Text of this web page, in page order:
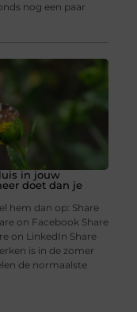
nog een paar
in jouw
doet dan je
hem dan op: Share
on Facebook Share
on LinkedIn Share
is in de zomer
de normaalste